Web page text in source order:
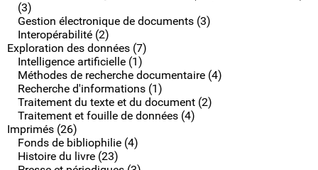
(3)
Gestion électronique de documents (3)
Interopérabilité (2)
Exploration des données (7)
Intelligence artificielle (1)
Méthodes de recherche documentaire (4)
Recherche d'informations (1)
Traitement du texte et du document (2)
Traitement et fouille de données (4)
Imprimés (26)
Fonds de bibliophilie (4)
Histoire du livre (23)